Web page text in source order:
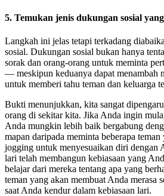
5. Temukan jenis dukungan sosial
Langkah ini jelas tetapi terkadang
sosial. Dukungan sosial bukan hanya
sorak dan orang-orang untuk meminta
— meskipun keduanya dapat menambah
untuk memberi tahu teman dan keluarga
Bukti menunjukkan, kita sangat
orang di sekitar kita. Jika Anda ingin
Anda mungkin lebih baik bergabung
mapan daripada meminta beberapa
jogging untuk menyesuaikan diri dengan
lari telah membangun kebiasaan yang
belajar dari mereka tentang apa yang
teman yang akan membuat Anda merasa
saat Anda kendur dalam kebiasaan lari.